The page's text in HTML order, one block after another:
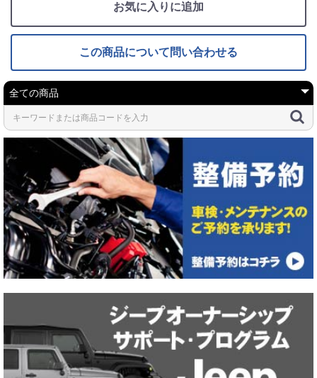
お気に入りに追加
この商品について問い合わせる